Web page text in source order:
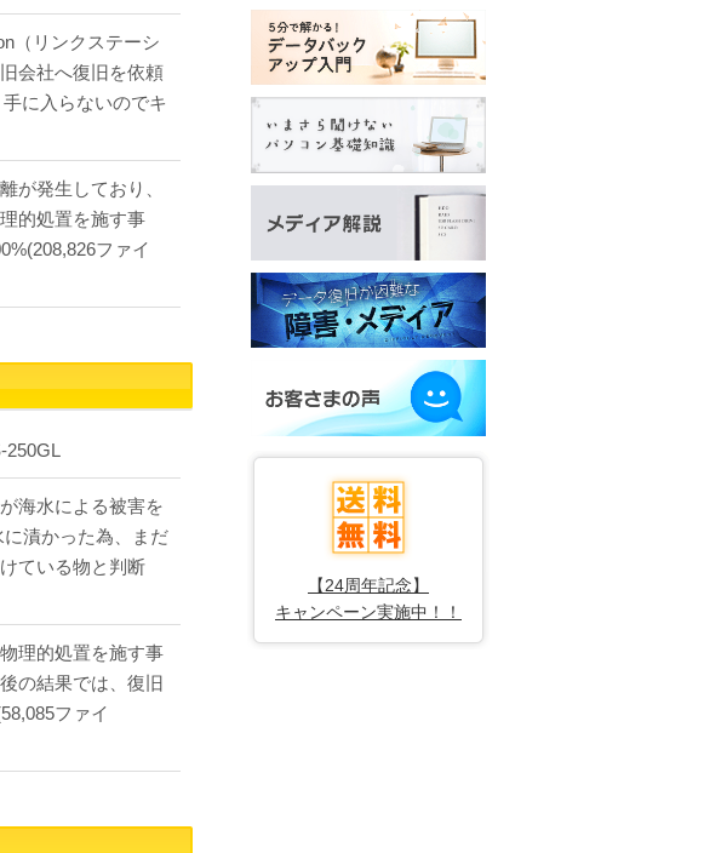
（リンクステーシ
会社へ復旧を依頼
に入らないのでキ
が発生しており、
的処置を施す事
ファイ
250GL
海水による被害を
漬かった為、まだ
ている物と判断
理的処置を施す事
の結果では、復旧
ファイ
【24周年記念】
キャンペーン実施中！！